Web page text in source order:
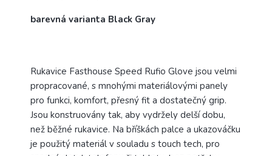
barevná varianta Black Gray
Rukavice Fasthouse Speed Rufio Glove jsou velmi
propracované, s mnohými materiálovými panely
pro funkci, komfort, přesný fit a dostatečný grip.
Jsou konstruovány tak, aby vydržely delší dobu,
než běžné rukavice. Na bříškách palce a ukazováčku
je použitý materiál v souladu s touch tech, pro